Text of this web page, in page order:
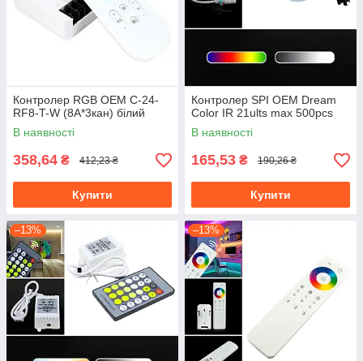
Контролер RGB OEM C-24-
RF8-T-W (8A*3кан) білий
В наявності
358,64 ₴ 412,23 ₴
Купити
Контролер SPI OEM Dream
Color IR 21ults max 500pcs
В наявності
165,53 ₴ 190,26 ₴
Купити
–13% –13%